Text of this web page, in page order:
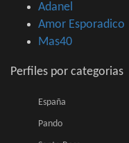
Adanel
Amor Esporadico
Mas40
Perfiles por categorias
España
Pando